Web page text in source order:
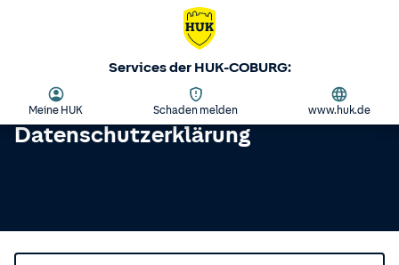
Services der HUK-COBURG:
Meine HUK Schaden melden www.huk.de
Datenschutzerklärung